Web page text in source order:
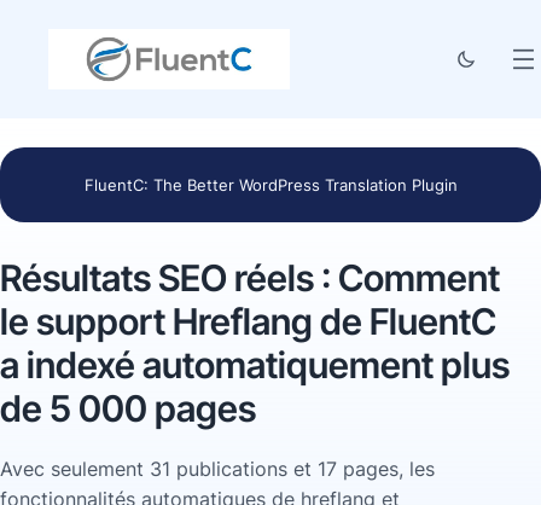
FluentC: The Better WordPress Translation Plugin
Résultats SEO réels : Comment
le support Hreflang de FluentC
a indexé automatiquement plus
de 5 000 pages
Avec seulement 31 publications et 17 pages, les
fonctionnalités automatiques de hreflang et